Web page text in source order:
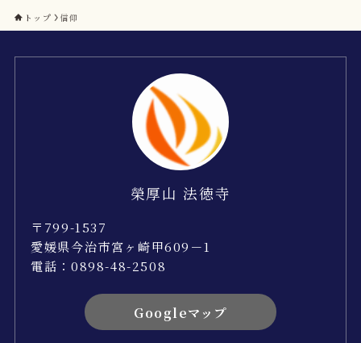
トップ 信仰
榮厚山 法徳寺
〒799-1537
愛媛県今治市宮ヶ崎甲609－1
電話：0898-48-2508
Googleマップ